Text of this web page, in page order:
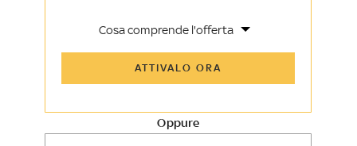
Cosa comprende l'offerta
Sky Sport Insider
La newsletter esclusiva di Sky TG24
ATTIVALO ORA
Oppure